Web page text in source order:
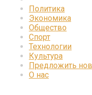
Политика
Экономика
Общество
Спорт
Технологии
Культура
Предложить
О нас